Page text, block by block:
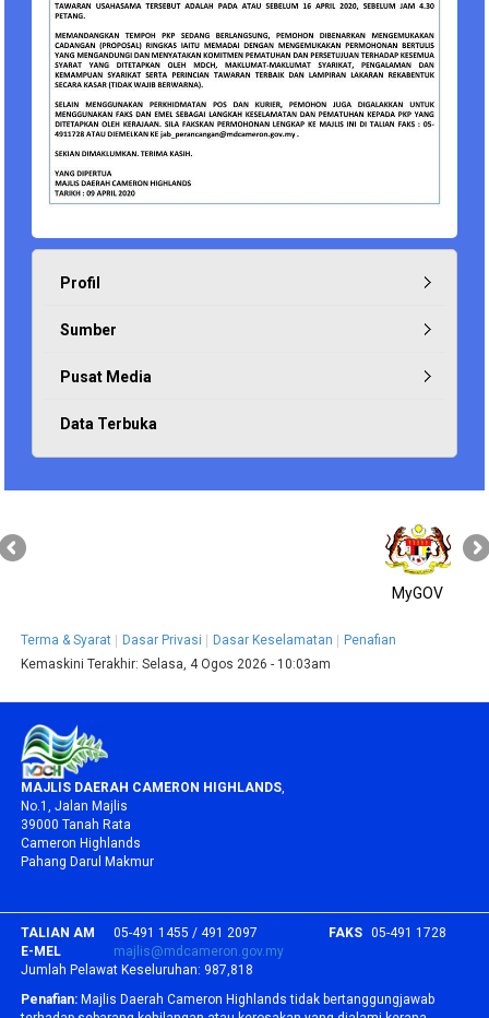
Profil
Sumber
Pusat Media
Data Terbuka
MyGOV
Terma & Syarat Dasar Privasi Dasar Keselamatan
Penafian
Kemaskini Terakhir:Selasa, 4 Ogos 2026 - 10:03am
MAJLIS DAERAH CAMERON HIGHLANDS,
No.1, Jalan Majlis
39000 Tanah Rata
Cameron Highlands
Pahang Darul Makmur
TALIAN AM 05-491 1455 / 491 2097 FAKS
05-491 1728
E-MEL
majlis@mdcameron.gov.my
Jumlah Pelawat Keseluruhan: 987,818
Penafian: Majlis Daerah Cameron Highlands tidak bertanggungjawab